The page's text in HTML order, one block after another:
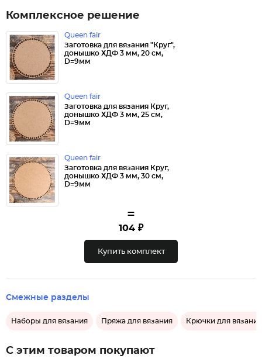
Комплексное решение
Queen fair
Заготовка для вязания "Круг",
донышко ХДФ 3 мм, 20 см,
D=9мм
Queen fair
Заготовка для вязания Круг,
донышко ХДФ 3 мм, 25 см,
D=9мм
Queen fair
Заготовка для вязания Круг,
донышко ХДФ 3 мм, 30 см,
D=9мм
=
104 ₽
Купить комплект
Смежные разделы
Наборы для вязания Пряжа для вязания Крючки для вязания
С этим товаром покупают